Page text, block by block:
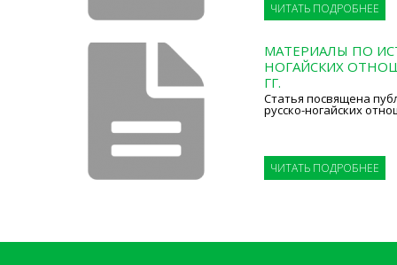
ЧИТАТЬ ПОДРОБНЕЕ
МАТЕРИАЛЫ ПО
НОГАЙСКИХ
ГГ.
Статья посвящена
русско-ногайских
ЧИТАТЬ ПОДРОБНЕЕ